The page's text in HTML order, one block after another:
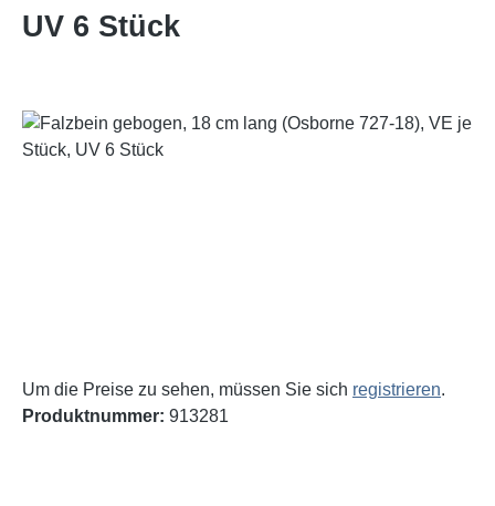
UV 6 Stück
Bildergalerie überspringen
Um die Preise zu sehen, müssen Sie sich registrieren.
Produktnummer: 913281